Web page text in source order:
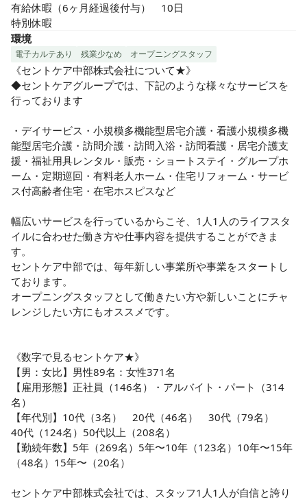
有給休暇（6ヶ月経過後付与）　10日
特別休暇
環境
電子カルテあり 残業少なめ オープニングスタッフ
《セントケア中部株式会社について★》
◆セントケアグループでは、下記のような様々なサービスを
行っております
・デイサービス・小規模多機能型居宅介護・看護小規模多機
能型居宅介護・訪問介護・訪問入浴・訪問看護・居宅介護支
援・福祉用具レンタル・販売・ショートステイ・グループホ
ーム・定期巡回・有料老人ホーム・住宅リフォーム・サービ
ス付高齢者住宅・在宅ホスピスなど
幅広いサービスを行っているからこそ、1人1人のライフスタ
イルに合わせた働き方や仕事内容を提供することができま
す。
セントケア中部では、毎年新しい事業所や事業をスタートし
ております。
オープニングスタッフとして働きたい方や新しいことにチャ
レンジしたい方にもオススメです。
《数字で見るセントケア★》
【男：女比】男性89名：女性371名
【雇用形態】正社員（146名）・アルバイト・パート（314
名）
【年代別】10代（3名）　20代（46名）　30代（79名）
40代（124名）50代以上（208名）
【勤続年数】5年（269名）5年〜10年（123名）10年〜15年
（48名）15年〜（20名）
セントケア中部株式会社では、スタッフ1人1人が自信と誇り